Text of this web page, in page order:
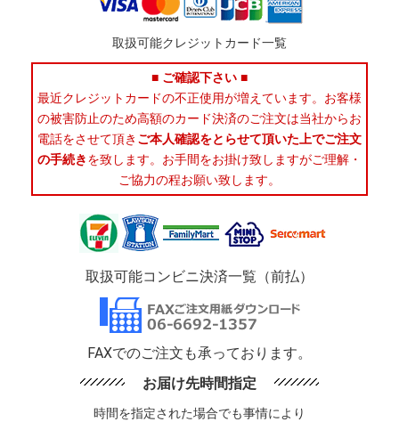
取扱可能クレジットカード一覧
■ ご確認下さい ■
最近クレジットカードの不正使用が増えています。お客様
の被害防止のため高額のカード決済のご注文は当社からお
電話をさせて頂き ご本人確認をとらせて頂いた上でご注文
の手続きを致します。お手間をお掛け致しますがご理解・
ご協力の程お願い致します。
取扱可能コンビニ決済一覧（前払）
FAXでのご注文も承っております。
お届け先時間指定
時間を指定された場合でも事情により